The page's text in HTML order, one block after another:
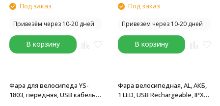
mini USB, блистер
Под заказ
Привезём через 10-20 дней
В корзину
mini USB, блистер
Под заказ
Привезём через 10-20 дней
В корзину
Фара для велосипеда YS-
1803, передняя, USB кабель,
Фара велосипедная, AL, АКБ,
1 LED, USB Rechargeable, IPX3,